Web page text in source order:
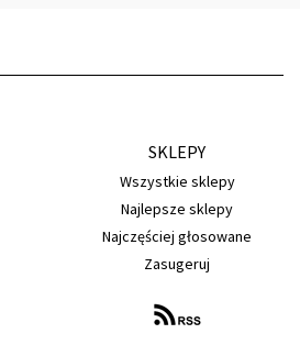
SKLEPY
Wszystkie sklepy
Najlepsze sklepy
Najczęściej głosowane
Zasugeruj